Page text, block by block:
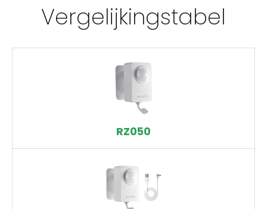
Vergelijkingstabel
RZ050